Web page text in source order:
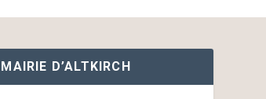
MAIRIE D’ALTKIRCH